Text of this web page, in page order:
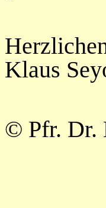
Klaus
© Pfr. Dr.